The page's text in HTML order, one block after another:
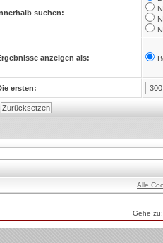
suchen:
anzeigen als:
ersten:
Alle
Gehe zu: